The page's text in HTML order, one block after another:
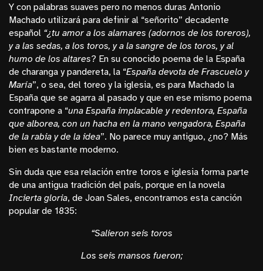
Y con palabras suaves pero no menos duras Antonio
Machado utilizará para definir al “señorito” decadente
español “¿tu amor a los alamares (adornos de los toreros),
y a las sedas, a los toros, y a la sangre de los toros, y al
humo de los altares? En su conocido poema de la España
de charanga y pandereta, la “España devota de Frascuelo y
María”, o sea, del toreo y la iglesia, es para Machado la
España que se agarra al pasado y que en ese mismo poema
contrapone a “una España implacable y redentora, España
que alborea, con un hacha en la mano vengadora, España
de la rabia y de la idea”. No parece muy antiguo, ¿no? Más
bien es bastante moderno.
Sin duda que esa relación entre toros e iglesia forma parte
de una antigua tradición del país, porque en la novela
Incierta gloria, de Joan Sales, encontramos esta canción
popular de 1835:
“Salieron seis toros
Los seis mansos fueron;